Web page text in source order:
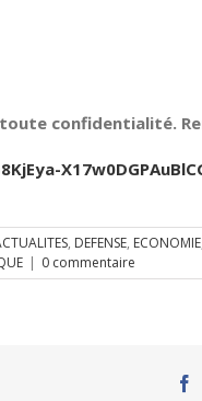
toute confidentialité.
, DEFENSE, ECONOMIE
| 0 commentaire